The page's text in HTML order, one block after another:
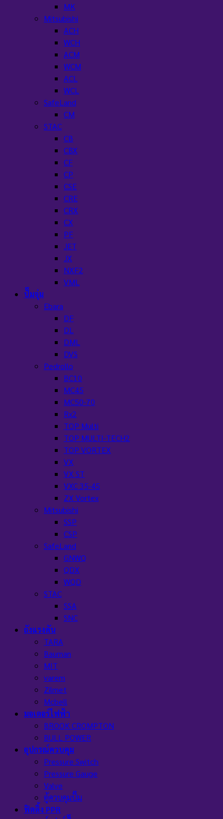
MK
Mitsubishi
ACH
WCH
ACM
WCM
ACL
WCL
SafeLand
CM
STAC
CB
CBX
CF
CP
CSE
CRE
CRX
CX
PF
JET
JX
NXF2
VML
ปั๊มจุ่ม
Ebara
DF
DL
DML
DVS
Pedrollo
BC10
MC45
MC50-70
Rx2
TOP Multi
TOP MULTI-TECH2
TOP VORTEX
VX
VX ST
VXC 35-45
ZX Vortex
Mitsubishi
SSP
CSP
SafeLand
GNWQ
QDX
WQD
STAC
SSA
SNC
ถังแรงดัน
TARA
Bauman
MIT
varem
Zilmet
Mcbell
มอเตอร์ไฟฟ้า
BROOK CROMPTON
BULL POWER
อุปกรณ์ควบคุม
Pressure Switch
Pressure Gauge
Valve
ตู้ควบคุมปั๊ม
ฟิตติ้ง PPR